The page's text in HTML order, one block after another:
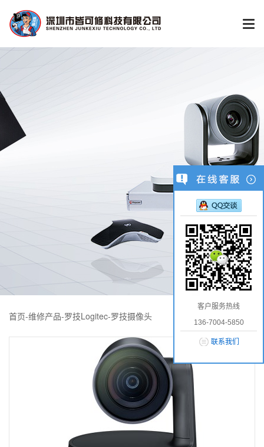
首页-维修产品-罗技Logitec-罗技摄像头
客户服务热线
136-7004-5850
联系我们